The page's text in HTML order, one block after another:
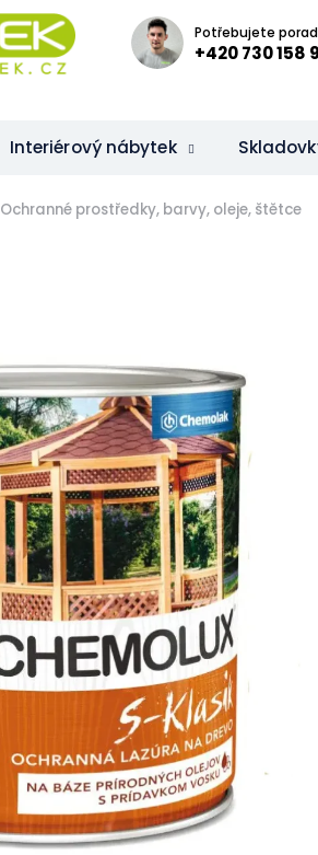
Potřebujete
+420 730 158
Interiérový nábytek
Ochranné prostředky, barvy, oleje, štětce